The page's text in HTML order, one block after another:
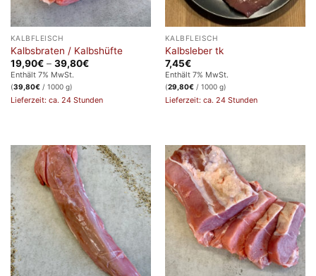
KALBFLEISCH
Kalbsbraten / Kalbshüfte
19,90€ – 39,80€Preisspanne:
Enthält 7% MwSt.
(39,80€/ 1000 g)
Lieferzeit: ca. 24 Stunden
KALBFLEISCH
Kalbsleber tk
7,45€
Enthält 7% MwSt.
(29,80€/ 1000 g)
Lieferzeit: ca. 24 Stunden